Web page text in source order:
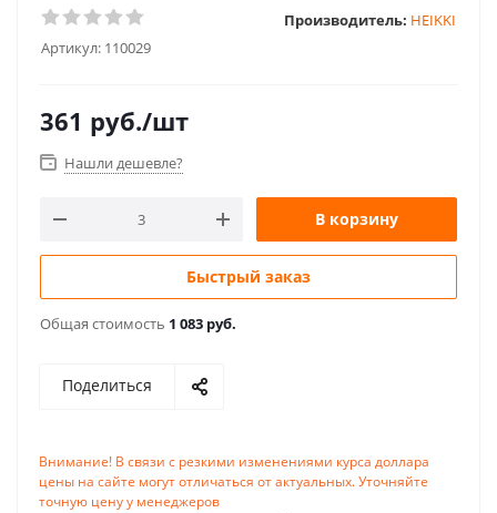
Артикул: 110029
Производитель: HEIKKI
361 руб./шт
Нашли дешевле?
В корзину
Быстрый заказ
Общая стоимость 1 083 руб.
Поделиться
Внимание! В связи с резкими изменениями курса доллара
цены на сайте могут отличаться от актуальных. Уточняйте
точную цену у менеджеров